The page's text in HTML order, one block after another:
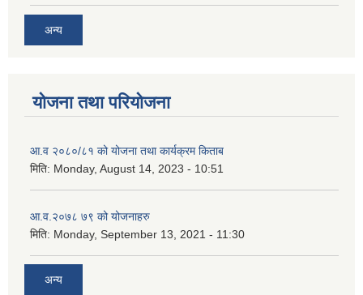
अन्य
योजना तथा परियोजना
आ.व २०८०/८१ को योजना तथा कार्यक्रम किताब
मिति: Monday, August 14, 2023 - 10:51
आ.व.२०७८ ७९ को योजनाहरु
मिति: Monday, September 13, 2021 - 11:30
अन्य